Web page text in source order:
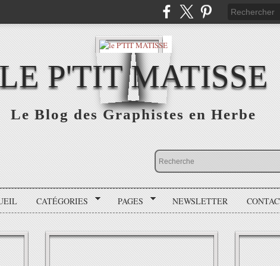
P'TIT MATISSE
Le Blog des Graphistes en Herbe
CATÉGORIES PAGES NEWSLETTER